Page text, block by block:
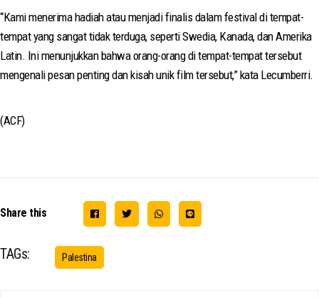
“Kami menerima hadiah atau menjadi finalis dalam festival di tempat-
tempat yang sangat tidak terduga, seperti Swedia, Kanada, dan Amerika
Latin. Ini menunjukkan bahwa orang-orang di tempat-tempat tersebut
mengenali pesan penting dan kisah unik film tersebut,” kata Lecumberri.
(ACF)
Share this
TAGs: Palestina